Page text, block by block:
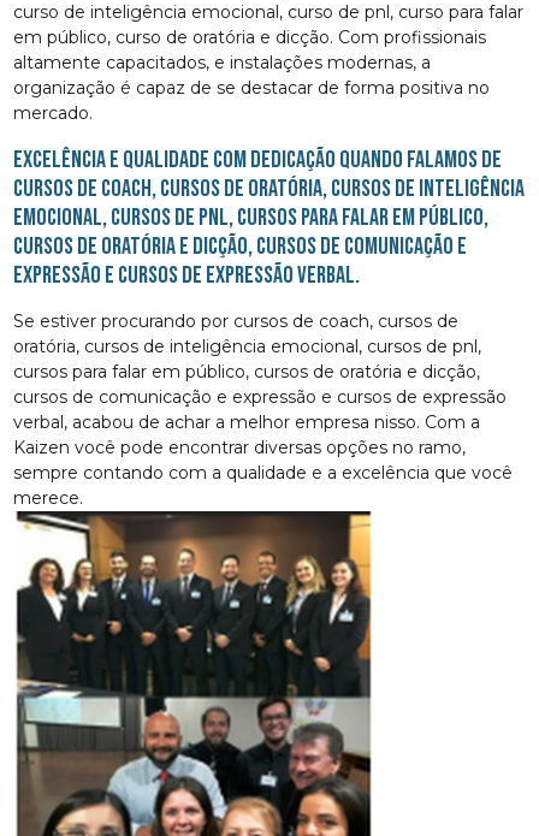
curso de inteligência emocional, curso de pnl, curso para falar
em público, curso de oratória e dicção. Com profissionais
altamente capacitados, e instalações modernas, a
organização é capaz de se destacar de forma positiva no
mercado.
Excelência e qualidade com dedicação quando falamos de
cursos de coach, cursos de oratória, cursos de inteligência
emocional, cursos de pnl, cursos para falar em público,
cursos de oratória e dicção, cursos de comunicação e
expressão e cursos de expressão verbal.
Se estiver procurando por cursos de coach, cursos de
oratória, cursos de inteligência emocional, cursos de pnl,
cursos para falar em público, cursos de oratória e dicção,
cursos de comunicação e expressão e cursos de expressão
verbal, acabou de achar a melhor empresa nisso. Com a
Kaizen você pode encontrar diversas opções no ramo,
sempre contando com a qualidade e a excelência que você
merece.